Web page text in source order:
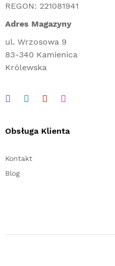
REGON: 221081941
Adres Magazyny
ul. Wrzosowa 9
83-340 Kamienica
Królewska
Obsługa Klienta
Kontakt
Blog